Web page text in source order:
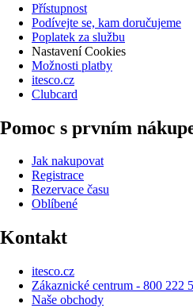
Přístupnost
Podívejte se, kam doručujeme
Poplatek za službu
Nastavení Cookies
Možnosti platby
itesco.cz
Clubcard
Pomoc s prvním
Jak nakupovat
Registrace
Rezervace času
Oblíbené
Kontakt
itesco.cz
Zákaznické centrum - 800 222
Naše obchody